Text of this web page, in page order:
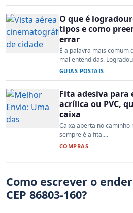
O que é
tipos e como
errar
É a palavra mais comum
mal entendidas.
GUIAS POSTAIS
Fita adesiva
acrílica ou PVC,
caixa
Caixa aberta no caminho
sempre é a fita....
COMPRAS
Como escrever o
CEP 86803-160?